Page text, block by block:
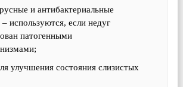
и антибактериальные
используются, если недуг
патогенными
улучшения состояния слизистых